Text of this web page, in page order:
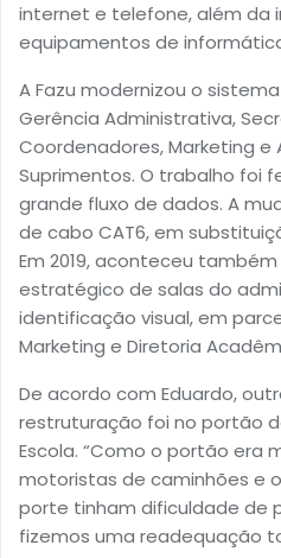
internet e telefone, além da
equipamentos de
A Fazu modernizou o
Gerência Administrativa,
Coordenadores, Marketing e
Suprimentos. O trabalho foi
grande fluxo de dados. A
de cabo CAT6, em
Em 2019, aconteceu
estratégico de salas do
identificação visual, em
Marketing e Diretoria
De acordo com Eduardo,
restruturação foi no portão
Escola. “Como o portão era
motoristas de caminhões e
porte tinham dificuldade de
fizemos uma readequação